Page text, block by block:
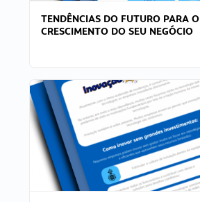
TENDÊNCIAS DO FUTURO PARA O
CRESCIMENTO DO SEU NEGÓCIO